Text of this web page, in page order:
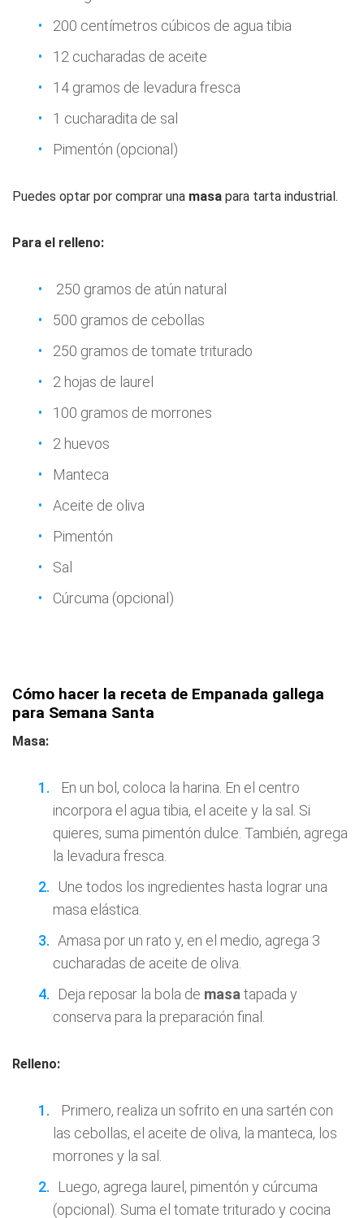
200 centímetros cúbicos de agua tibia
12 cucharadas de aceite
14 gramos de levadura fresca
1 cucharadita de sal
Pimentón (opcional)
Puedes optar por comprar una masa para tarta industrial.
Para el relleno:
250 gramos de atún natural
500 gramos de cebollas
250 gramos de tomate triturado
2 hojas de laurel
100 gramos de morrones
2 huevos
Manteca
Aceite de oliva
Pimentón
Sal
Cúrcuma (opcional)
Cómo hacer la receta de Empanada gallega
para Semana Santa
Masa:
En un bol, coloca la harina. En el centro
incorpora el agua tibia, el aceite y la sal. Si
quieres, suma pimentón dulce. También, agrega
la levadura fresca.
Une todos los ingredientes hasta lograr una
masa elástica.
Amasa por un rato y, en el medio, agrega 3
cucharadas de aceite de oliva.
Deja reposar la bola de masa tapada y
conserva para la preparación final.
Relleno:
Primero, realiza un sofrito en una sartén con
las cebollas, el aceite de oliva, la manteca, los
morrones y la sal.
Luego, agrega laurel, pimentón y cúrcuma
(opcional). Suma el tomate triturado y cocina